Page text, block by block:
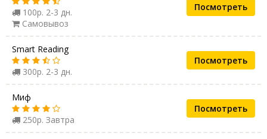
100р. 2-3 дн.
Самовывоз
Посмотреть
Smart Reading
300р. 2-3 дн.
Посмотреть
Миф
250р. Завтра
Посмотреть